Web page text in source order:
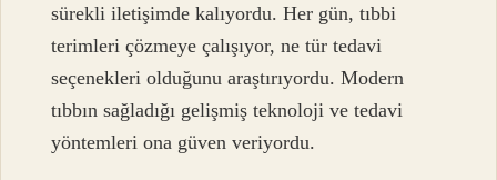
sürekli iletişimde kalıyordu. Her gün, tıbbi
terimleri çözmeye çalışıyor, ne tür tedavi
seçenekleri olduğunu araştırıyordu. Modern
tıbbın sağladığı gelişmiş teknoloji ve tedavi
yöntemleri ona güven veriyordu.